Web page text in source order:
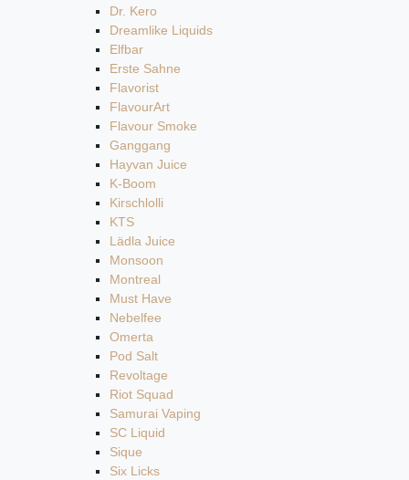
Dr. Kero
Dreamlike Liquids
Elfbar
Erste Sahne
Flavorist
FlavourArt
Flavour Smoke
Ganggang
Hayvan Juice
K-Boom
Kirschlolli
KTS
Lädla Juice
Monsoon
Montreal
Must Have
Nebelfee
Omerta
Pod Salt
Revoltage
Riot Squad
Samurai Vaping
SC Liquid
Sique
Six Licks